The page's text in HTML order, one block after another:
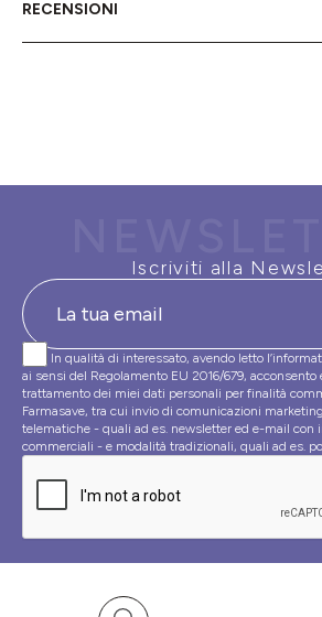
RECENSIONI
Iscriviti alla
In qualità di interessato, avendo letto
ai sensi del Regolamento EU 2016/679, acconsento
trattamento dei miei dati personali per finalità
Farmasave, tra cui invio di comunicazioni
telematiche - quali ad es. newsletter ed e-mail con
commerciali - e modalità tradizionali, quali ad es.